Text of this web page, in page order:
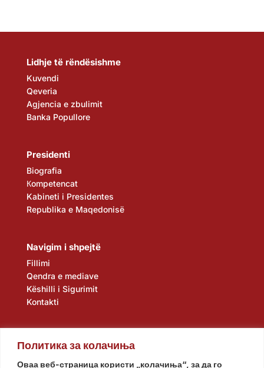
Политика за колачиња
Оваа веб-страница користи „колачиња“, за да го
Lidhje të rëndësishme
Kuvendi
Qeveria
Agjencia e zbulimit
Banka Popullore
Presidenti
Biografia
Кompetencat
Kabineti i Presidentes
Republika e Maqedonisë
Navigim i shpejtë
Fillimi
Qendra e mediave
Këshilli i Sigurimit
Kontakti